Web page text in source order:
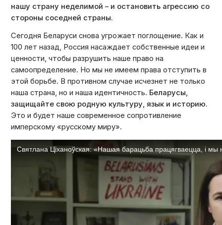
нашу страну неделимой – и остановить агрессию со
стороны соседней страны.
Сегодня Беларуси снова угрожает поглощение. Как и
100 лет назад, Россия насаждает собственные идеи и
ценности, чтобы разрушить наше право на
самоопределение. Но мы не имеем права отступить в
этой борьбе. В противном случае исчезнет не только
наша страна, но и наша идентичность. Беларусы,
защищайте свою родную культуру, язык и историю.
Это и будет наше современное сопротивление
имперскому «русскому миру».